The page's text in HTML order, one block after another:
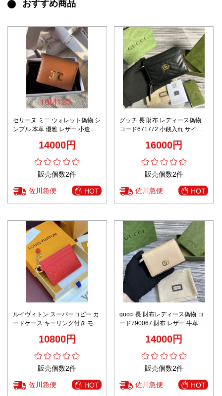
おすすめ商品
セリーヌ ミニ ウォレット偽物 シ
ンプル 本革 優雅 レザー 小遣い
14000円
販売個数2件
佐川急便 HOT
グッチ 長 財布 レディース偽物
コード671772 小銭入れ サイフ
16000円
販売個数2件
佐川急便 HOT
ルイヴィトン スーパーコピー カ
ードケース キーリング付き モノ
10800円
販売個数2件
佐川急便 HOT
gucci 長 財布レディース偽物 コ
ード790067 財布 レザー 牛革 G
カートバッグ ブラウン
14000円
販売個数2件
佐川急便 HOT